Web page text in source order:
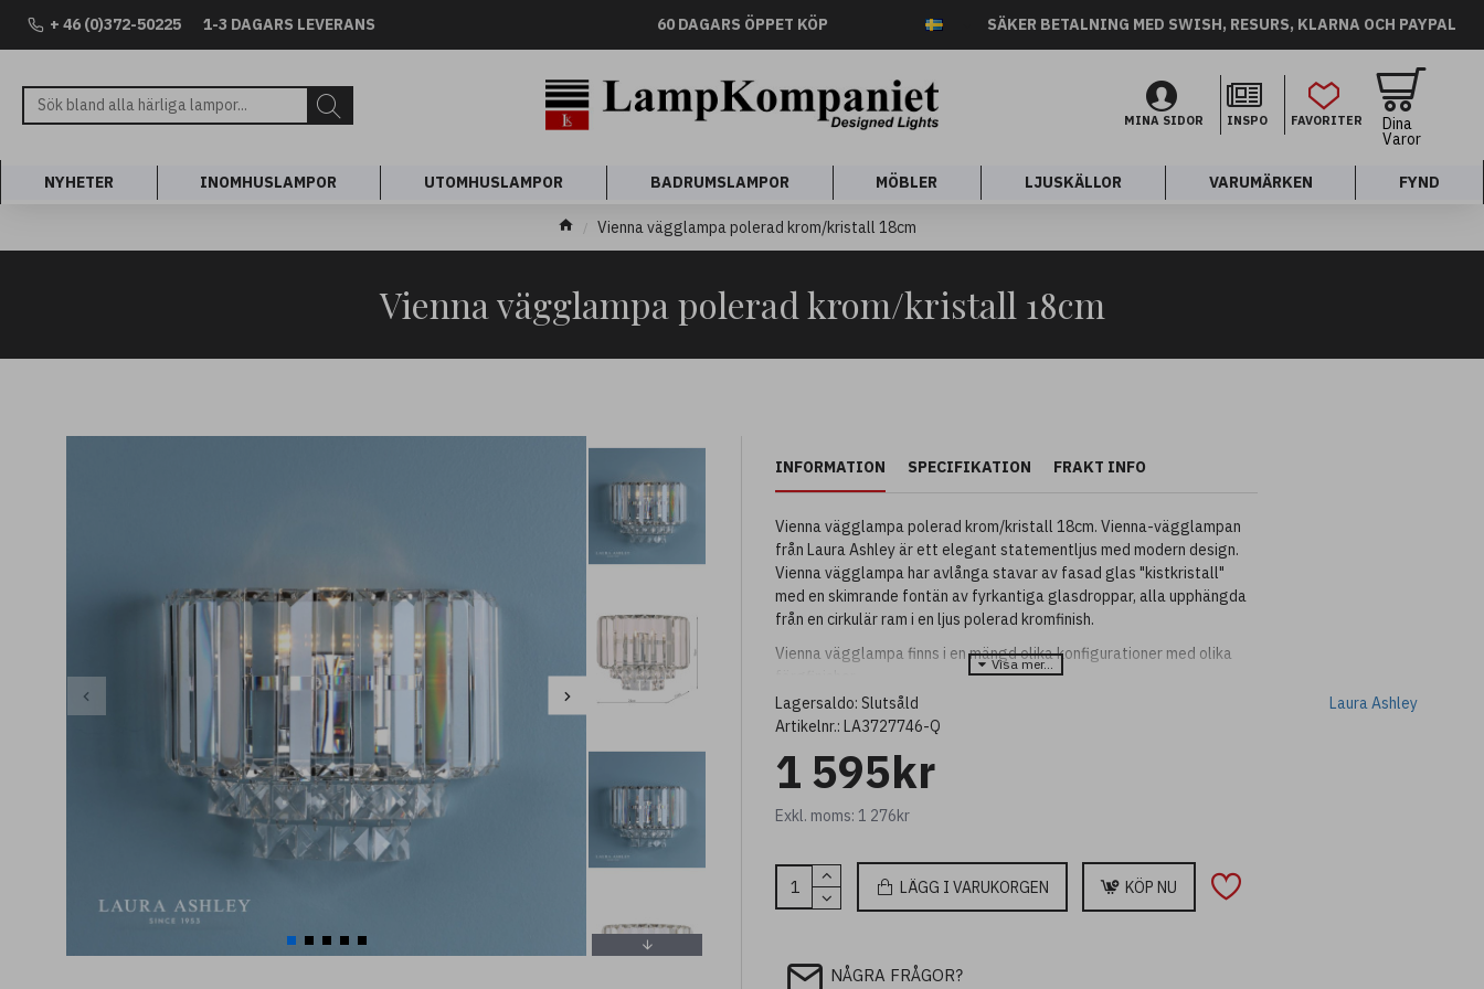
+ 46 (0)372-50225 1-3 DAGARS LEVERANS 60 DAGARS ÖPPET KÖP SÄKER BETALNING MED SWISH, RESURS, KLARNA OCH PAYPAL
MINA SIDOR INSPO FAVORITER Dina
Varor
NYHETER INOMHUSLAMPOR UTOMHUSLAMPOR BADRUMSLAMPOR MÖBLER LJUSKÄLLOR VARUMÄRKEN FYND
Vienna vägglampa polerad krom/kristall 18cm
Vienna vägglampa polerad krom/kristall 18cm
INFORMATION SPECIFIKATION FRAKT INFO
Vienna vägglampa polerad krom/kristall 18cm. Vienna-vägglampan
från Laura Ashley är ett elegant statementljus med modern design.
Vienna vägglampa har avlånga stavar av fasad glas "kistkristall"
med en skimrande fontän av fyrkantiga glasdroppar, alla upphängda
från en cirkulär ram i en ljus polerad kromfinish.
Vienna vägglampa finns i en mängd olika konfigurationer med olika
1 595kr
Exkl. moms: 1 276kr
Lagersaldo: Slutsåld
Artikelnr.: LA3727746-Q
Laura Ashley
LÄGG I VARUKORGEN KÖP NU
NÅGRA FRÅGOR?